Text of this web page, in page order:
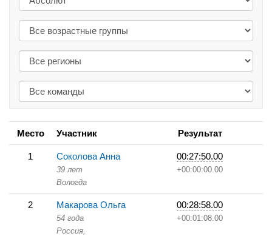
Место Участник Результат
1 Соколова Анна
39 лет
Вологда
00:27:50.00
+00:00:00.00
2 Макарова Ольга
54 года
Россия,
00:28:58.00
+00:01:08.00